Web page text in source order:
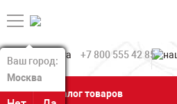
Ваш город:
Москва
Ваш город:
Москва
+7 800 555 42 85
Каталог товаров